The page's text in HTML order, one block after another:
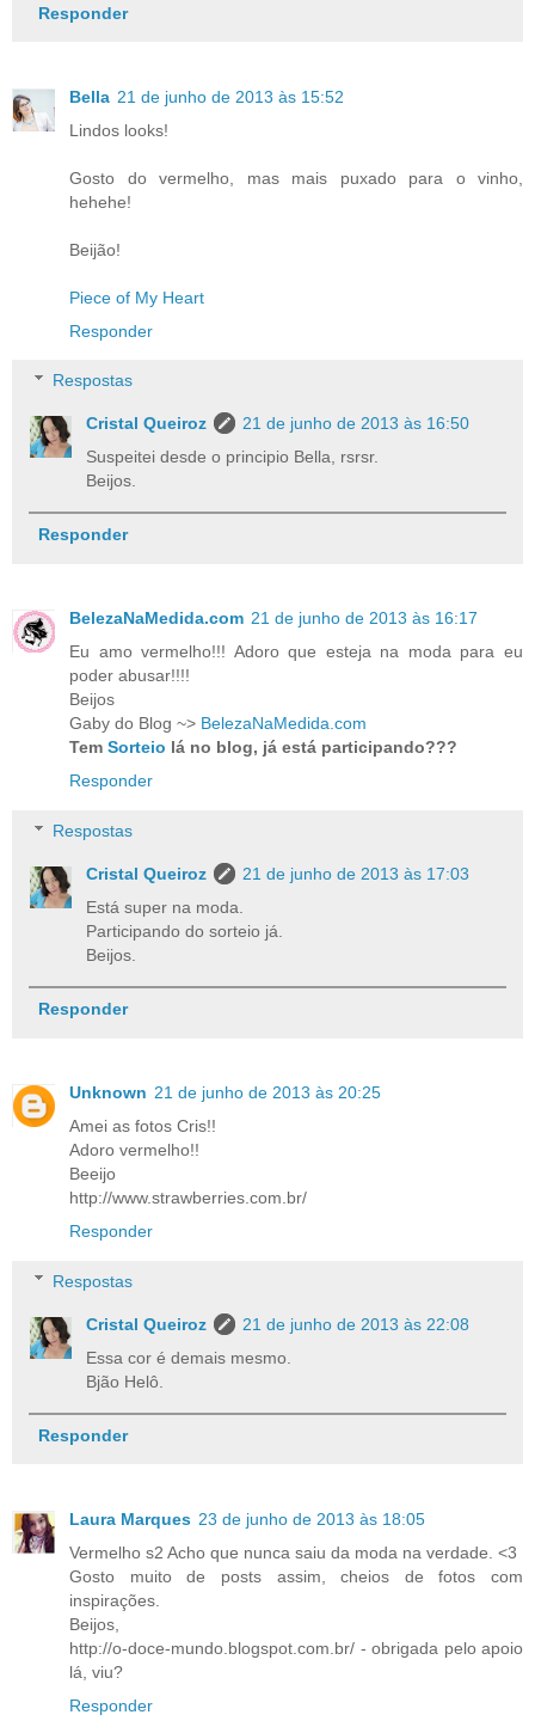
Responder
Bella 21 de junho de 2013 às 15:52
Lindos looks!
Gosto do vermelho, mas mais puxado para o vinho,
hehehe!
Beijão!
Piece of My Heart
Responder
Respostas
Cristal Queiroz
21 de junho de 2013 às 16:50
Suspeitei desde o principio Bella, rsrsr.
Beijos.
Responder
BelezaNaMedida.com 21 de junho de 2013 às 16:17
Eu amo vermelho!!! Adoro que esteja na moda para eu
poder abusar!!!!
Beijos
Gaby do Blog ~> BelezaNaMedida.com
Tem Sorteio lá no blog, já está participando???
Responder
Respostas
Cristal Queiroz
21 de junho de 2013 às 17:03
Está super na moda.
Participando do sorteio já.
Beijos.
Responder
Unknown 21 de junho de 2013 às 20:25
Amei as fotos Cris!!
Adoro vermelho!!
Beeijo
http://www.strawberries.com.br/
Responder
Respostas
Cristal Queiroz
21 de junho de 2013 às 22:08
Essa cor é demais mesmo.
Bjão Helô.
Responder
Laura Marques 23 de junho de 2013 às 18:05
Vermelho s2 Acho que nunca saiu da moda na verdade. <3
Gosto muito de posts assim, cheios de fotos com
inspirações.
Beijos,
http://o-doce-mundo.blogspot.com.br/ - obrigada pelo apoio
lá, viu?
Responder